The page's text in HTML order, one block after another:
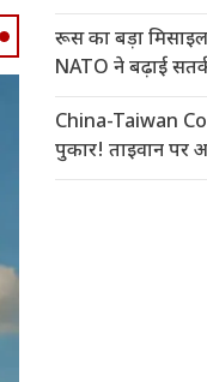
रूस का बड़ा
NATO ने बढ़ाई
China-Taiwan
पुकार! ताइवान पर